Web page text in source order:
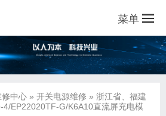
菜单
修中心 » 开关电源维修 » 浙江省、福建
4/EP22020TF-G/K6A10直流屏充电模